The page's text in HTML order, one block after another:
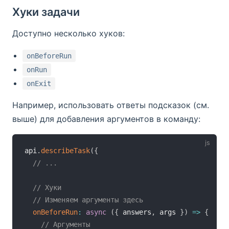
Хуки задачи
Доступно несколько хуков:
onBeforeRun
onRun
onExit
Например, использовать ответы подсказок (см.
выше) для добавления аргументов в команду:
api . describeTask({
// ...
// Хуки
// Изменяем аргументы здесь
onBeforeRun: async ({ answers , args }) => {
// Аргументы